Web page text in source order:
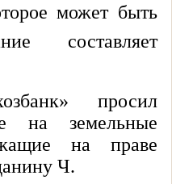
может быть
составляет
просил
на земельные
на праве
Ч.